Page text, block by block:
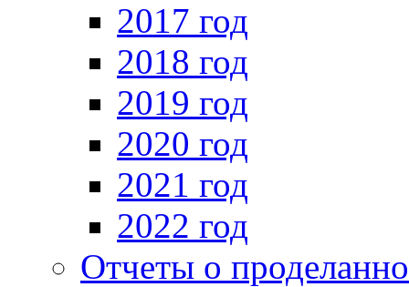
2017 год
2018 год
2019 год
2020 год
2021 год
2022 год
Отчеты о